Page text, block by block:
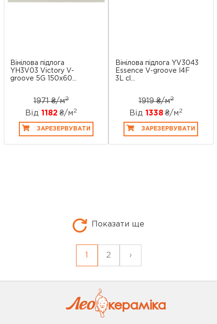
Вінілова підлога
YH3V03 Victory V-
groove 5G 150x60...
1971 ₴/м2
Від 1182₴/м2
ЗАРЕЗЕРВУВАТИ
Вінілова підлога YV3043
Essence V-groove I4F
3L cl...
1919 ₴/м2
Від 1338₴/м2
ЗАРЕЗЕРВУВАТИ
Показати ще
1 2 ›